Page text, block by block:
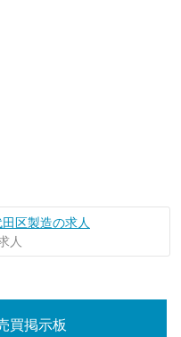
区製造の求人
人
買掲示板